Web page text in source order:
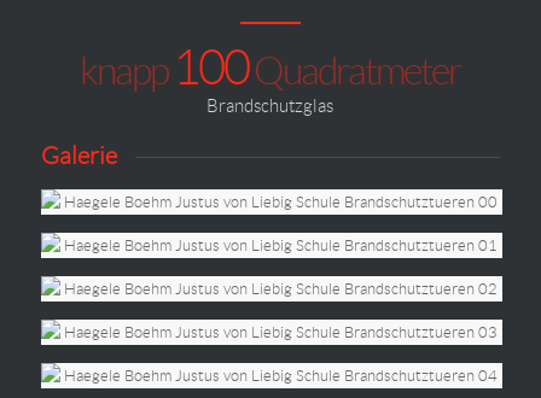
knapp 100Quadratmeter
Brandschutzglas
Galerie